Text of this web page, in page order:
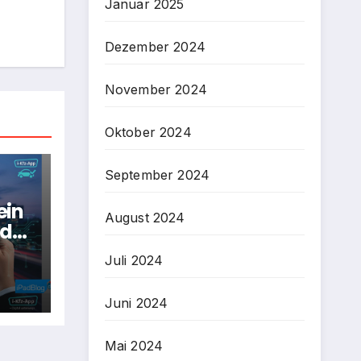
Januar 2025
Dezember 2024
November 2024
Oktober 2024
September 2024
August 2024
Juli 2024
Juni 2024
Mai 2024